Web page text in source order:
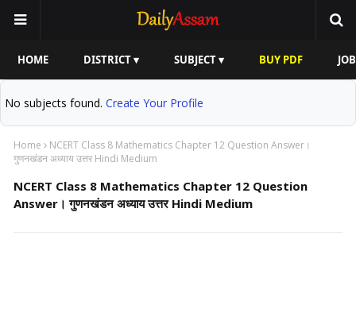
HOME DISTRICT ▾ SUBJECT ▾ BUY PDF
No subjects found. Create Your Profile
Home
NCERT Class 8 Mathematics Chapter 12 Question Answer।
गुणनखंडन अध्याय उत्तर Hindi Medium
NCERT Class 8 Mathematics Chapter 12 Question
Answer। गुणनखंडन अध्याय उत्तर Hindi Medium